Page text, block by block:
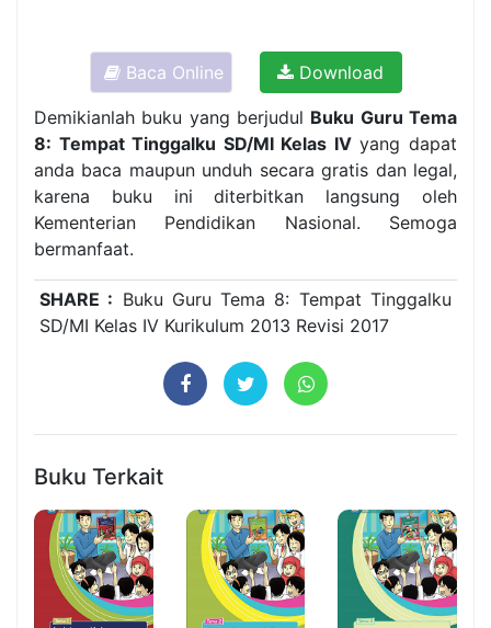
Baca Online Download
Demikianlah buku yang berjudul Buku Guru Tema
8: Tempat Tinggalku SD/MI Kelas IVyang dapat
anda baca maupun unduh secara gratis dan legal,
karena buku ini diterbitkan langsung oleh
Kementerian Pendidikan Nasional. Semoga
bermanfaat.
SHARE : Buku Guru Tema 8: Tempat Tinggalku
SD/MI Kelas IV Kurikulum 2013 Revisi 2017
Buku Terkait